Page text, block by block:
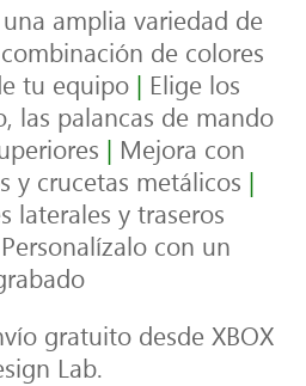
amplia variedad de
de colores
tu equipo | Elige los
las palancas de mando
| Mejora con
y crucetas metálicos |
laterales y traseros
Personalízalo con un
gratuito desde XBOX
Lab.